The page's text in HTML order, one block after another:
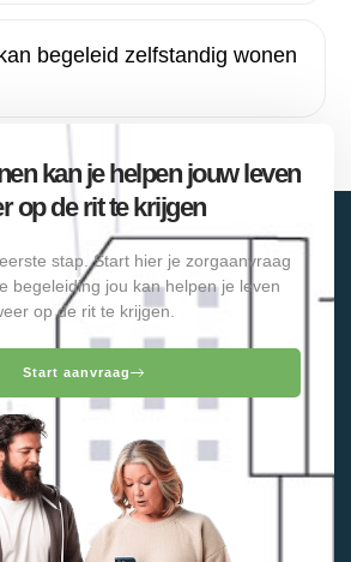
begeleid zelfstandig wonen
kan je helpen jouw leven
op de rit te krijgen
stap. Start hier je zorgaanvraag
begeleiding jou kan helpen je leven
op de rit te krijgen.
Start aanvraag